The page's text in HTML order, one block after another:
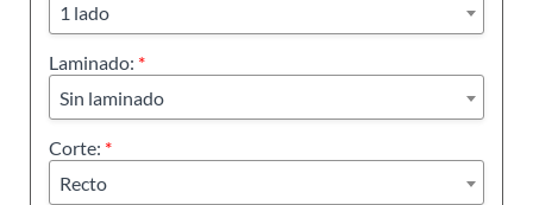
1 lado
Laminado: *
Sin laminado
Corte: *
Recto